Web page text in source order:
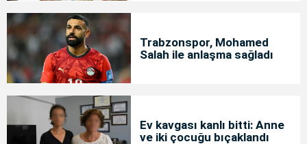
Trabzonspor, Mohamed
Salah ile anlaşma sağladı
Ev kavgası kanlı bitti: Anne
ve iki çocuğu bıçaklandı